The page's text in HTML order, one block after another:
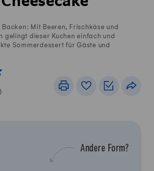
Mit Beeren, Frischkäse und
gelingt dieser Kuchen einfach und
Sommerdessert für Gäste und
5 Sterne
DruckenRezeptbuch
Andere Form?